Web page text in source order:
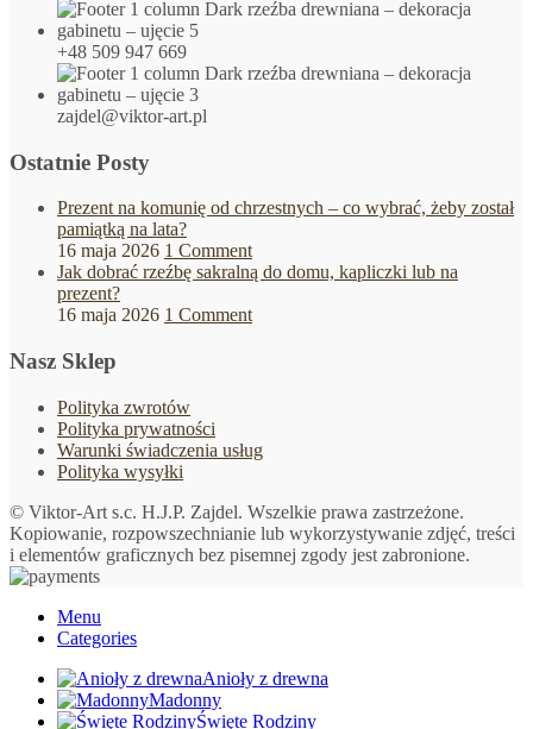
+48 509 947 669
zajdel@viktor-art.pl
Ostatnie Posty
Prezent na komunię od chrzestnych – co wybrać, żeby został
pamiątką na lata?
16 maja 2026 1 Comment
Jak dobrać rzeźbę sakralną do domu, kapliczki lub na
prezent?
16 maja 2026 1 Comment
Nasz Sklep
Polityka zwrotów
Polityka prywatności
Warunki świadczenia usług
Polityka wysyłki
© Viktor-Art s.c. H.J.P. Zajdel. Wszelkie prawa zastrzeżone.
Kopiowanie, rozpowszechnianie lub wykorzystywanie zdjęć, treści
i elementów graficznych bez pisemnej zgody jest zabronione.
Menu
Categories
Anioły z drewna
Madonny
Święte Rodziny